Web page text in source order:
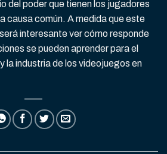
del poder que tienen los jugadores
causa común. A medida que este
interesante ver cómo responde
se pueden aprender para el
la industria de los videojuegos en